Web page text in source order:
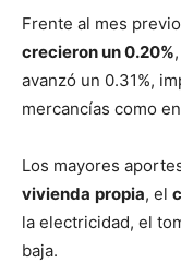
Frente al mes
crecieron un 0.20%
avanzó un 0.31%,
mercancías como
Los mayores
vivienda propia, el
la electricidad, el
baja.